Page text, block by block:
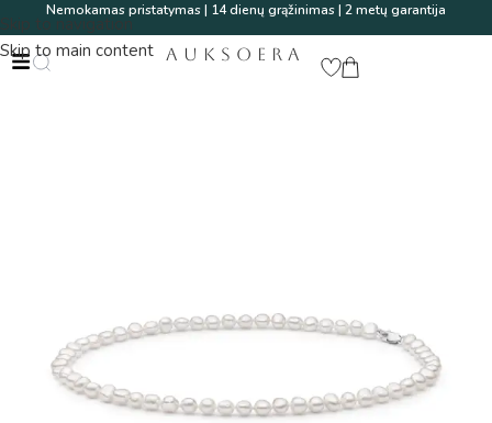
Skip to navigation
Skip to main content
Nemokamas pristatymas | 14 dienų grąžinimas | 2 metų garantija
AUKSOERA